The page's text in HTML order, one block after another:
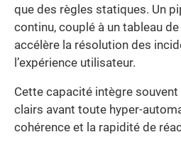
que des règles statiques. Un
continu, couplé à un tableau
accélère la résolution des
l’expérience utilisateur.
Cette capacité intègre souvent
clairs avant toute hyper-
cohérence et la rapidité de